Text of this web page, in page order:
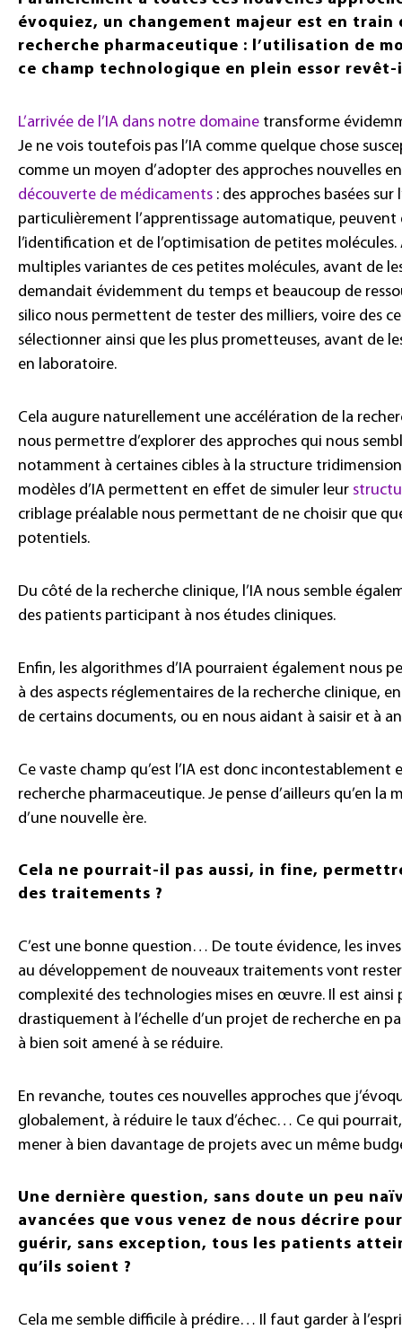
évoquiez, un changement majeur est en train
recherche pharmaceutique : l’utilisation de
ce champ technologique en plein essor revêt-
L’arrivée de l’IA dans notre domaine transforme
Je ne vois toutefois pas l’IA comme quelque chose
comme un moyen d’adopter des approches nouvelles
découverte de médicaments : des approches basées sur
particulièrement l’apprentissage automatique, peuvent
l’identification et de l’optimisation de petites
multiples variantes de ces petites molécules, avant de
demandait évidemment du temps et beaucoup de
silico nous permettent de tester des milliers, voire des
sélectionner ainsi que les plus prometteuses, avant de
en laboratoire.
Cela augure naturellement une accélération de la
nous permettre d’explorer des approches qui nous
notamment à certaines cibles à la structure
modèles d’IA permettent en effet de simuler leur
criblage préalable nous permettant de ne choisir que
potentiels.
Du côté de la recherche clinique, l’IA nous semble
des patients participant à nos études cliniques.
Enfin, les algorithmes d’IA pourraient également nous
à des aspects réglementaires de la recherche clinique,
de certains documents, ou en nous aidant à saisir et à
Ce vaste champ qu’est l’IA est donc incontestablement
recherche pharmaceutique. Je pense d’ailleurs qu’en la
d’une nouvelle ère.
Cela ne pourrait-il pas aussi, in fine,
des traitements ?
C’est une bonne question… De toute évidence, les
au développement de nouveaux traitements vont
complexité des technologies mises en œuvre. Il est
drastiquement à l’échelle d’un projet de recherche en
à bien soit amené à se réduire.
En revanche, toutes ces nouvelles approches que
globalement, à réduire le taux d’échec… Ce qui
mener à bien davantage de projets avec un même
Une dernière question, sans doute un peu
avancées que vous venez de nous décrire
guérir, sans exception, tous les patients
qu’ils soient ?
Cela me semble difficile à prédire… Il faut garder à